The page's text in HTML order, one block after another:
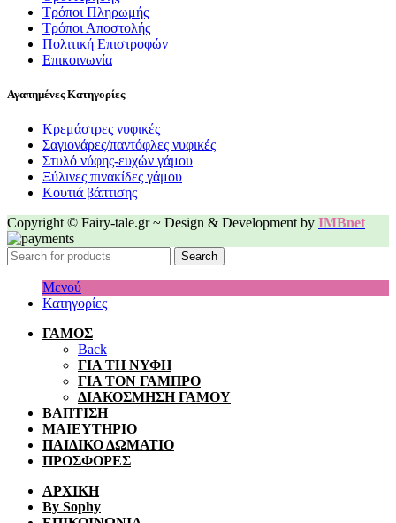
Τρόποι Πληρωμής
Τρόποι Αποστολής
Πολιτική Επιστροφών
Επικοινωνία
Αγαπημένες Κατηγορίες
Κρεμάστρες νυφικές
Σαγιονάρες/παντόφλες νυφικές
Στυλό νύφης-ευχών γάμου
Ξύλινες πινακίδες γάμου
Κουτιά βάπτισης
Copyright © Fairy-tale.gr ~ Design & Development by IMBnet
Search
Μενού
Κατηγορίες
ΓΑΜΟΣ
Back
ΓΙΑ ΤΗ ΝΥΦΗ
ΓΙΑ ΤΟΝ ΓΑΜΠΡΟ
ΔΙΑΚΟΣΜΗΣΗ ΓΑΜΟΥ
ΒΑΠΤΙΣΗ
ΜΑΙΕΥΤΗΡΙΟ
ΠΑΙΔΙΚΟ ΔΩΜΑΤΙΟ
ΠΡΟΣΦΟΡΕΣ
ΑΡΧΙΚΗ
By Sophy